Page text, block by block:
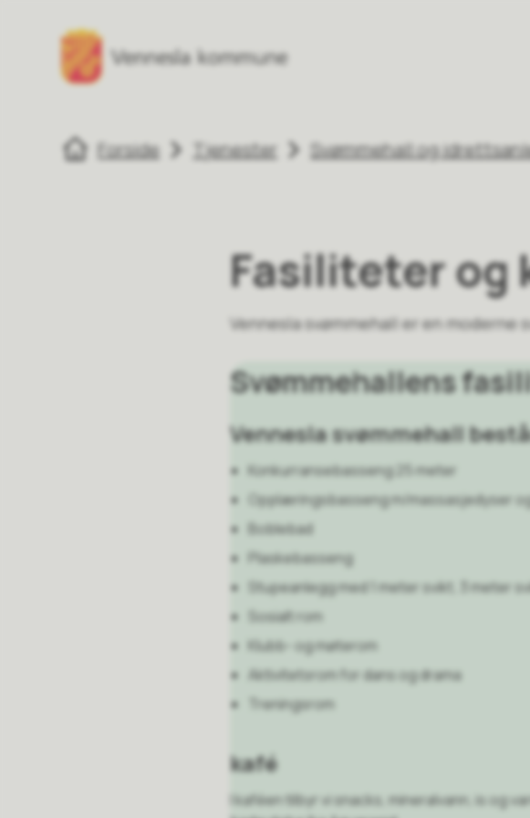
Vennesla kulturhus
Du er her:Forside Tjenester Svømmehall og
Fasiliteter og
Vennesla svømmehall er en moderne
Svømmehallens
Vennesla svømmehall
Konkurransebasseng 25 meter
Opplæringsbasseng m/massasjedyser
Boblebad
Plaskebasseng
Stupeanlegg med 1 meter svikt, 3 meter
Sosialt rom
Klubb- og møterom
Aktivitetsrom for dans og drama
Treningsrom
kafé
I kaféen tilbyr vi snacks, mineralvann, is og